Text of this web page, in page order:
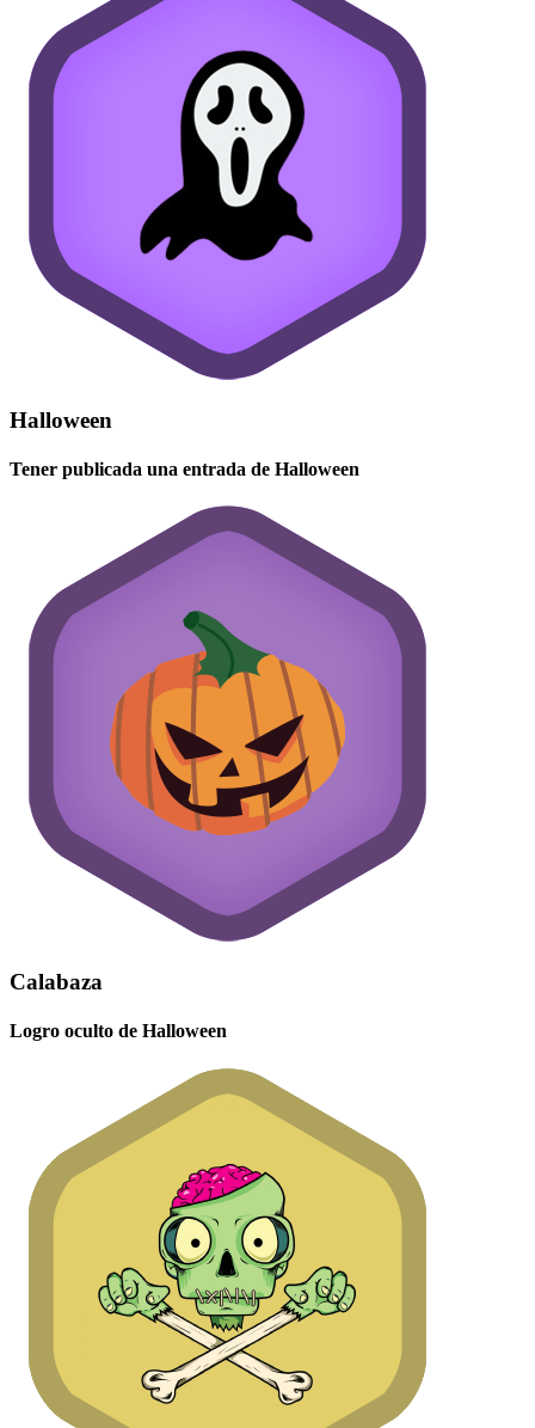
Halloween
Tener publicada una entrada de Halloween
Calabaza
Logro oculto de Halloween